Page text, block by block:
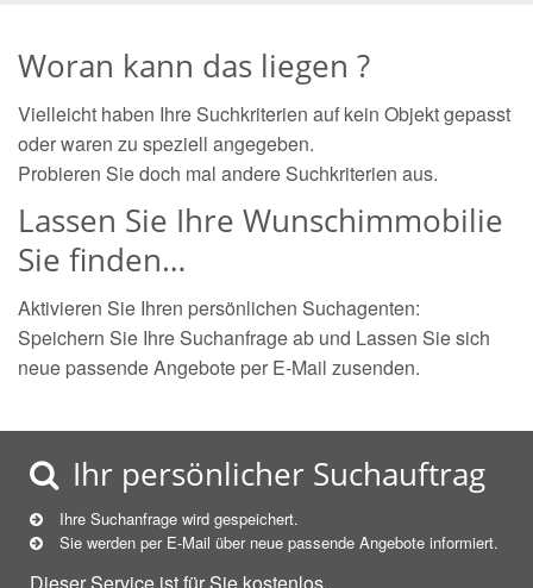
Woran kann das liegen ?
Vielleicht haben Ihre Suchkriterien auf kein Objekt gepasst
oder waren zu speziell angegeben.
Probieren Sie doch mal andere Suchkriterien aus.
Lassen Sie Ihre Wunschimmobilie
Sie finden…
Aktivieren Sie Ihren persönlichen Suchagenten:
Speichern Sie Ihre Suchanfrage ab und Lassen Sie sich
neue passende Angebote per E-Mail zusenden.
Ihr persönlicher Suchauftrag
Ihre Suchanfrage wird gespeichert.
Sie werden per E-Mail über neue passende Angebote informiert.